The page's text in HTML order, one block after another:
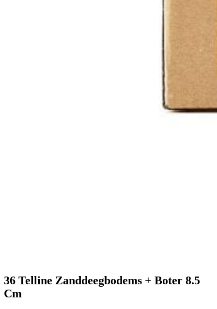
36 Telline Zanddeegbodems + Boter 8.5
Cm